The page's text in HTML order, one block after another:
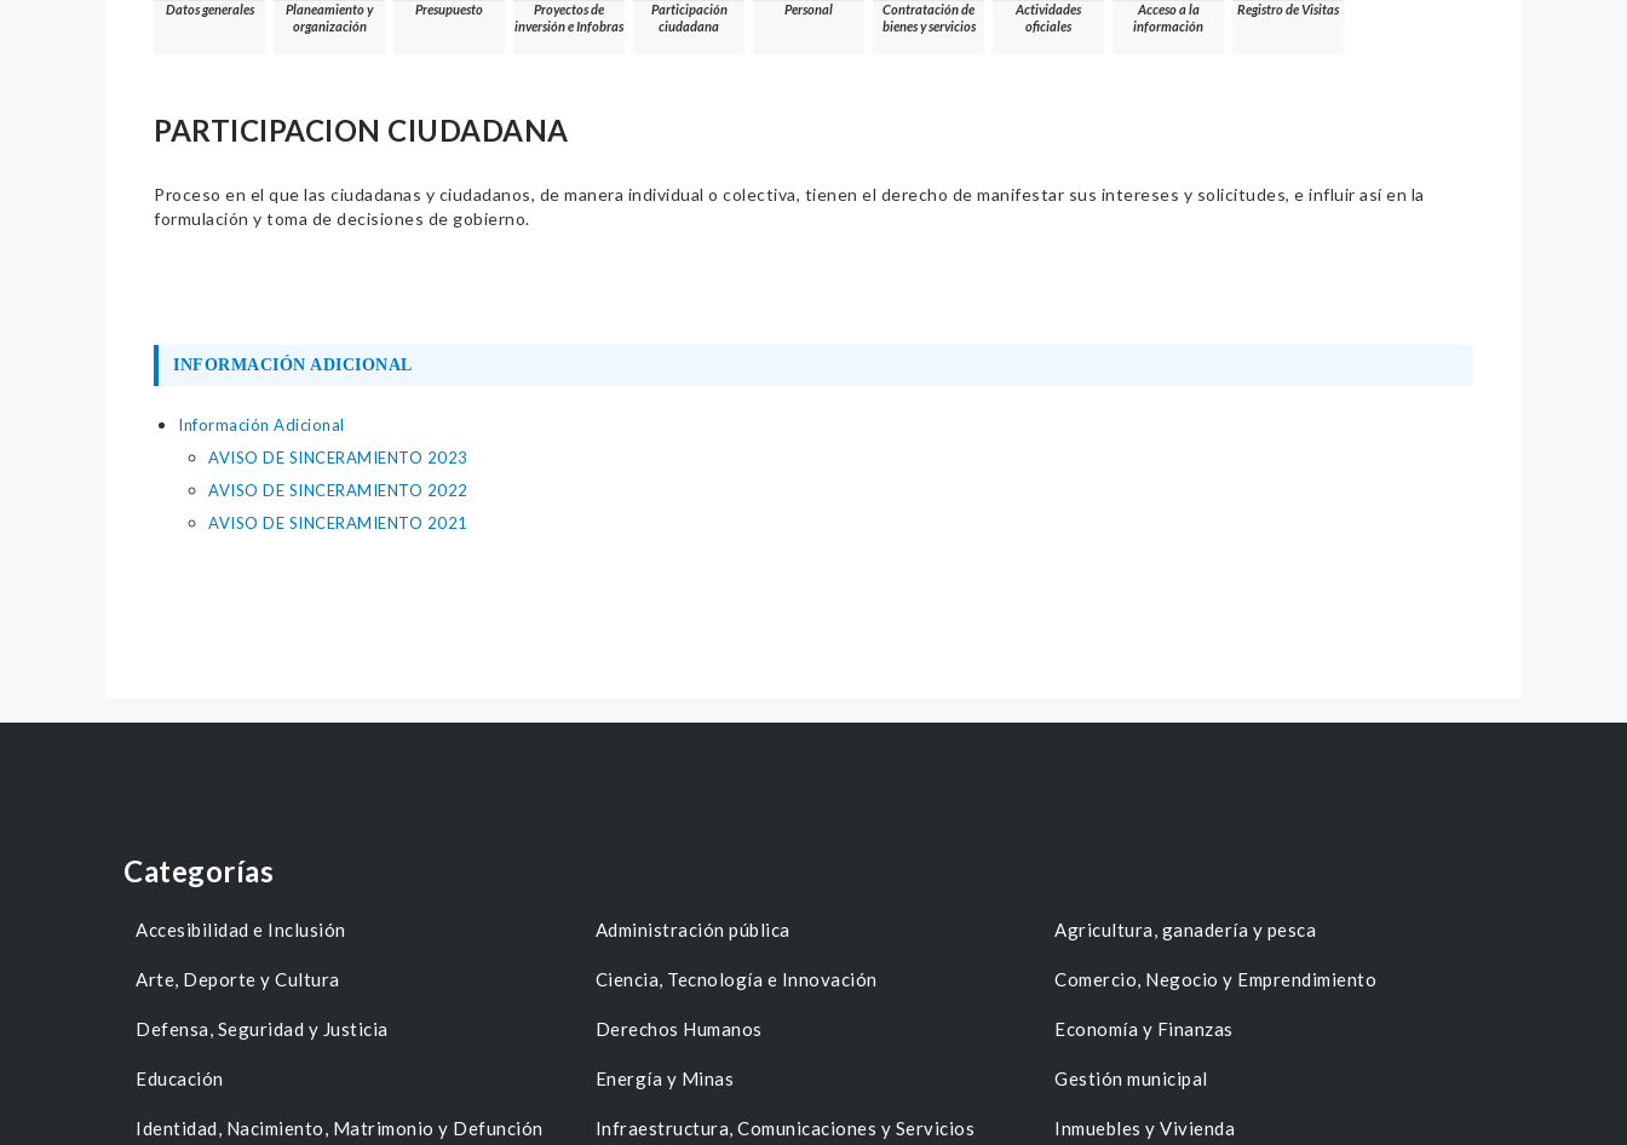
Datos generales
Planeamiento y
organización
Presupuesto
Proyectos de
inversión e Infobras
Participación
ciudadana
Personal
Contratación de
bienes y servicios
Actividades
oficiales
Acceso a la
información
Registro de Visitas
PARTICIPACION CIUDADANA
Proceso en el que las ciudadanas y ciudadanos, de manera individual o colectiva, tienen el derecho de manifestar sus intereses y solicitudes, e influir así en la
formulación y toma de decisiones de gobierno.
INFORMACIÓN ADICIONAL
Información Adicional
AVISO DE SINCERAMIENTO 2023
AVISO DE SINCERAMIENTO 2022
AVISO DE SINCERAMIENTO 2021
Categorías
Accesibilidad e Inclusión Administración pública Agricultura, ganadería y pesca
Arte, Deporte y Cultura Ciencia, Tecnología e Innovación Comercio, Negocio y Emprendimiento
Defensa, Seguridad y Justicia Derechos Humanos Economía y Finanzas
Educación Energía y Minas Gestión municipal
Identidad, Nacimiento, Matrimonio y Defunción
Infraestructura, Comunicaciones y Servicios
Inmuebles y Vivienda